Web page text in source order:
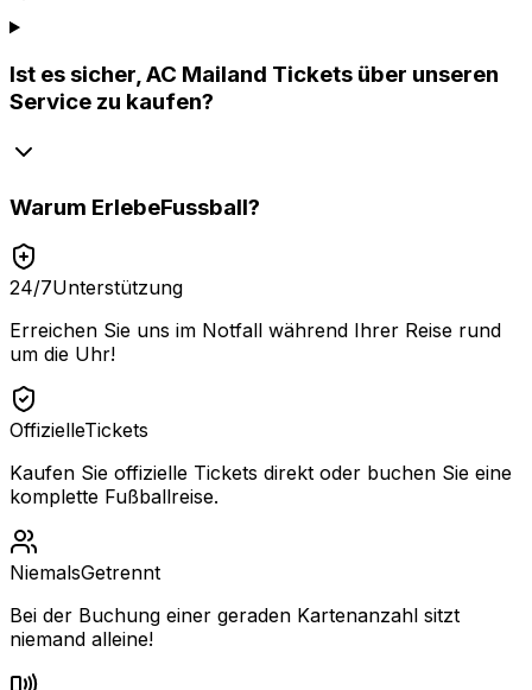
Ist es sicher, AC Mailand Tickets über unseren
Service zu kaufen?
Warum ErlebeFussball?
24/7Unterstützung
Erreichen Sie uns im Notfall während Ihrer Reise rund
um die Uhr!
OffizielleTickets
Kaufen Sie offizielle Tickets direkt oder buchen Sie eine
komplette Fußballreise.
NiemalsGetrennt
Bei der Buchung einer geraden Kartenanzahl sitzt
niemand alleine!